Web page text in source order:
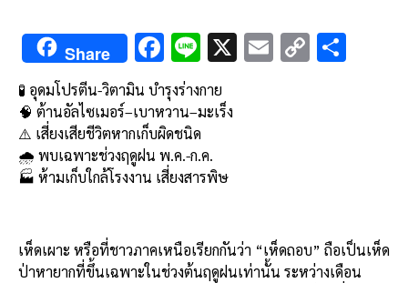
Share F
ac
e
b
o
o
Li
e
X E C
🧪 อุดมโปรตีน-วิตามิน บำรุงร่างกาย
🧠 ต้านอัลไซเมอร์–เบาหวาน–มะเร็ง
⚠️ เสี่ยงเสียชีวิตหากเก็บผิดชนิด
🌧️ พบเฉพาะช่วงฤดูฝน พ.ค.-ก.ค.
🏭 ห้ามเก็บใกล้โรงงาน เสี่ยงสารพิษ
เห็ดเผาะ หรือที่ชาวภาคเหนือเรียกกันว่า “เห็ดถอบ” ถือเป็นเห็ด
ป่าหายากที่ขึ้นเฉพาะในช่วงต้นฤดูฝนเท่านั้น ระหว่างเดือน